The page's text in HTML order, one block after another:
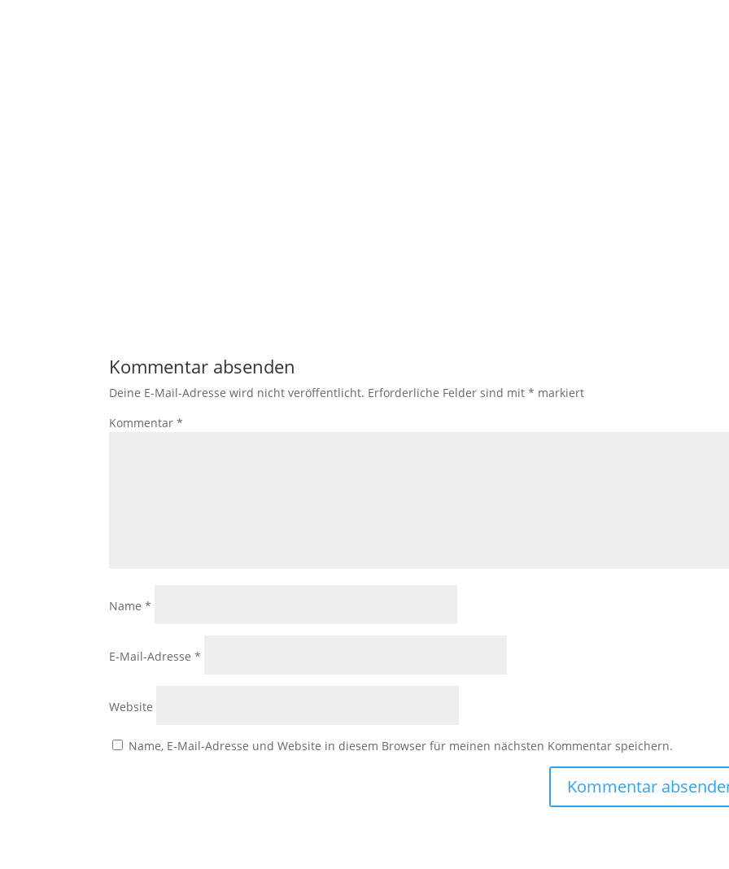
Kommentar absenden
Deine E-Mail-Adresse wird nicht veröffentlicht. Erforderliche Felder sind mit* markiert
Kommentar*
Name*
E-Mail-Adresse*
Website
Name, E-Mail-Adresse und Website in diesem Browser für meinen nächsten Kommentar speichern.